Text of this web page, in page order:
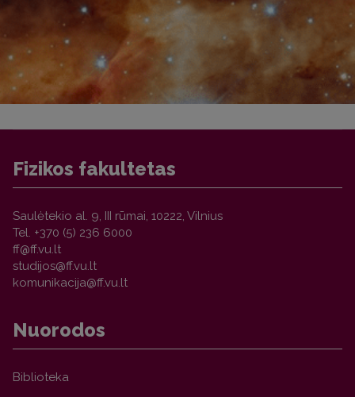
Fizikos fakultetas
Saulėtekio al. 9, III rūmai, 10222, Vilnius
Tel. +370 (5) 236 6000
Nuorodos
Biblioteka